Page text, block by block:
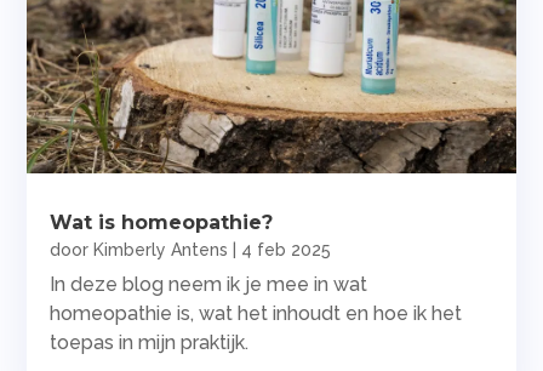
Wat is homeopathie?
door Kimberly Antens 4 feb 2025
In deze blog neem ik je mee in wat
homeopathie is, wat het inhoudt en hoe ik het
toepas in mijn praktijk.